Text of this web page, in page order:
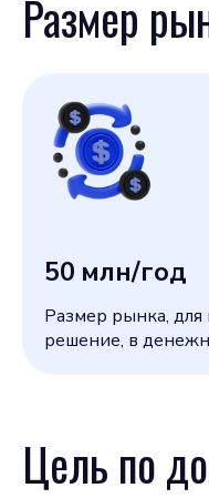
Размер
50 млн/год
Размер рынка, для
решение, в
Цель по